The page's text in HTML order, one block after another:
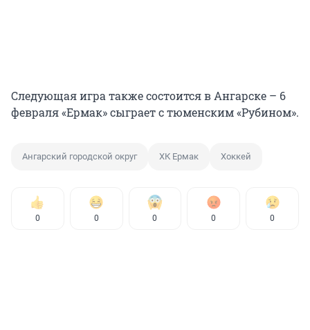
Следующая игра также состоится в Ангарске – 6
февраля «Ермак» сыграет с тюменским «Рубином».
Ангарский городской округ ХК Ермак Хоккей
0 0 0 0 0